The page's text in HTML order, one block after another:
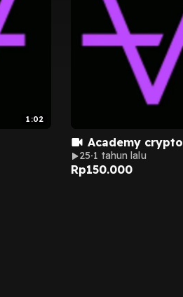
1:02
Academy crypto
25 1 tahun lalu
Rp150.000